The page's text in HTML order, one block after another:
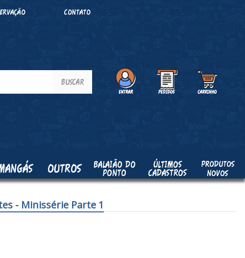
CONTATO
OUTROS BALAIÃO DO
PONTO
ÚLTIMOS
CADASTROS
PRODUTOS
NOVOS
- Minissérie Parte 1